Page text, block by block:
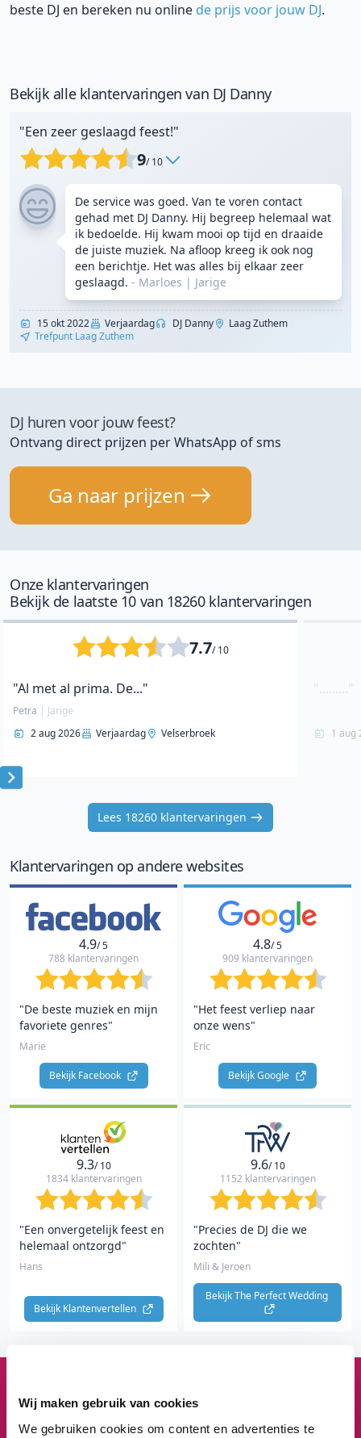
Wij maken gebruik van cookies
We gebruiken cookies om content en advertenties te
beste DJ en bereken nu online de prijs voor jouw DJ.
Bekijk alle klantervaringen van DJ Danny
"Een zeer geslaagd feest!"
9/ 10
De service was goed. Van te voren contact
gehad met DJ Danny. Hij begreep helemaal wat
ik bedoelde. Hij kwam mooi op tijd en draaide
de juiste muziek. Na afloop kreeg ik ook nog
een berichtje. Het was alles bij elkaar zeer
geslaagd. - Marloes | Jarige
15 okt 2022 Verjaardag DJ Danny
Laag Zuthem
Trefpunt Laag Zuthem
DJ huren voor jouw feest?
Ontvang direct prijzen per WhatsApp of sms
Ga naar prijzen
Onze klantervaringen
Bekijk de laatste 10 van 18260 klantervaringen
7.7/ 10
"Al met al prima. De..."
Petra | Jarige
2 aug 2026
Verjaardag Velserbroek
"........."
1 aug
Item
Lees 18260 klantervaringen
Klantervaringen op andere websites
4.9/ 5
788 klantervaringen
"De beste muziek en mijn
favoriete genres"
Marie
Bekijk Facebook
4.8/ 5
909 klantervaringen
"Het feest verliep naar
onze wens"
Eric
Bekijk Google
9.3/ 10
1834 klantervaringen
"Een onvergetelijk feest en
helemaal ontzorgd"
Hans
Bekijk Klantenvertellen
9.6/ 10
1152 klantervaringen
"Precies de DJ die we
zochten"
Mili & Jeroen
Bekijk The Perfect Wedding
1 3 8 3